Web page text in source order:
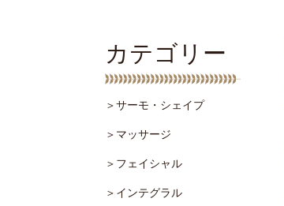
カテゴリー
＞サーモ・シェイプ
＞マッサージ
＞フェイシャル
＞インテグラル